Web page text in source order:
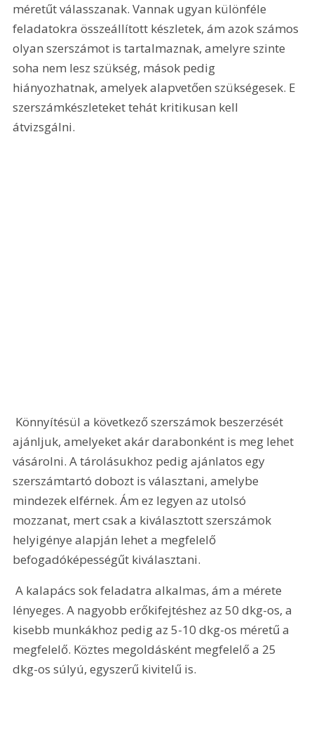
méretűt válasszanak. Vannak ugyan különféle
feladatokra összeállított készletek, ám azok számos
olyan szerszámot is tartalmaznak, amelyre szinte
soha nem lesz szükség, mások pedig
hiányozhatnak, amelyek alapvetően szükségesek. E
szerszámkészleteket tehát kritikusan kell
átvizsgálni.
ajánljuk, amelyeket akár darabonként is meg lehet
vásárolni. A tárolásukhoz pedig ajánlatos egy
szerszámtartó dobozt is választani, amelybe
mindezek elférnek. Ám ez legyen az utolsó
mozzanat, mert csak a kiválasztott szerszámok
helyigénye alapján lehet a megfelelő
befogadóképességűt kiválasztani.
A kalapács sok feladatra alkalmas, ám a mérete
lényeges. A nagyobb erőkifejtéshez az 50 dkg-os, a
kisebb munkákhoz pedig az 5-10 dkg-os méretű a
megfelelő. Köztes megoldásként megfelelő a 25
dkg-os súlyú, egyszerű kivitelű is.